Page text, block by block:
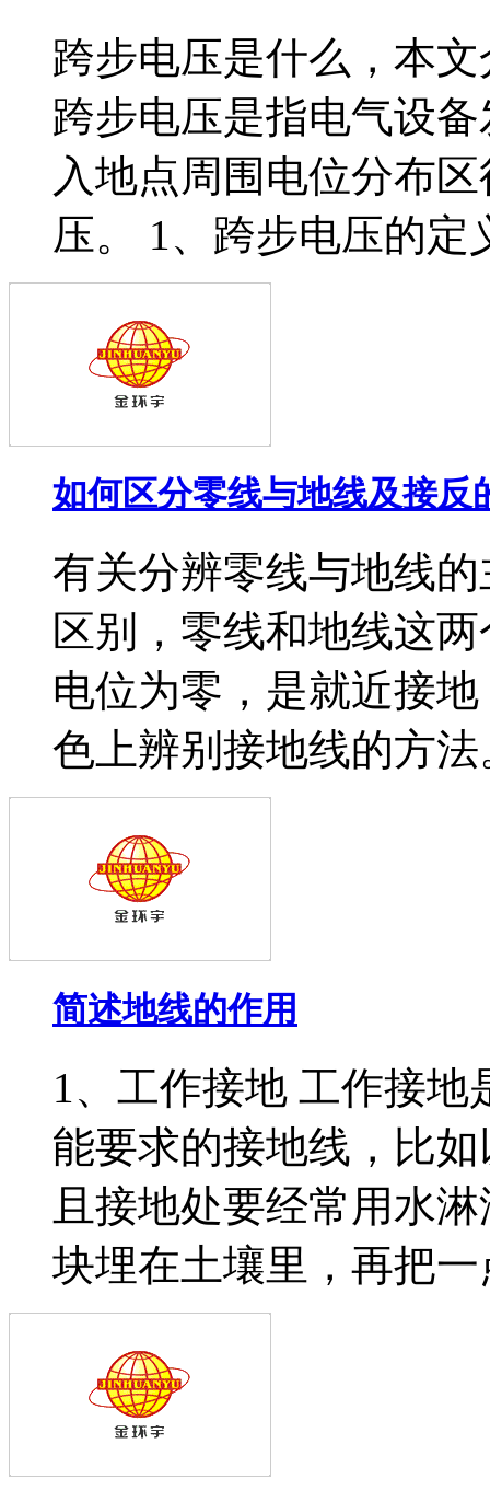
跨步电压是什么，本
跨步电压是指电气设
入地点周围电位分布
压。 1、跨步电压的定
如何区分零线与地线及接反
有关分辨零线与地线
区别，零线和地线这
电位为零，是就近接
色上辨别接地线的方法
简述地线的作用
1、工作接地 工作接
能要求的接地线，比
且接地处要经常用水
块埋在土壤里，再把一